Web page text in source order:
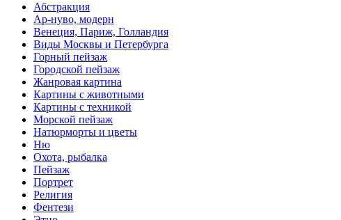
Абстракция
Ар-нуво, модерн
Венеция, Париж, Голландия
Виды Москвы и Петербурга
Горный пейзаж
Городской пейзаж
Жанровая картина
Картины с животными
Картины с техникой
Морской пейзаж
Натюрморты и цветы
Ню
Охота, рыбалка
Пейзаж
Портрет
Религия
Фентези